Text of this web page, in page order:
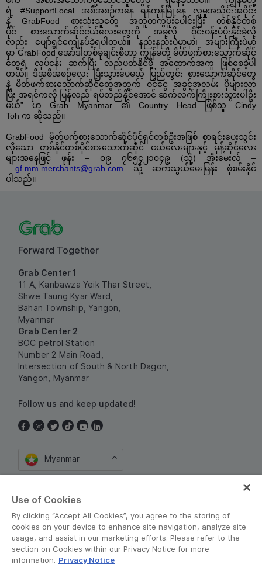
ရဲ့
#SupportLocal အစီအစဉ်ကနေ ရန်ကုန်မြို့နေ
လူမှုအသိုင်းအဝိုင်း
နဲ့ GrabFood စားသုံးသူတွေ အတူတကွပူးပေါင်းပြီး
တစ်နိုင်တစ်
ပိုင်
စားသောက်ဆိုင်ငယ်လေးတွေကို အခုလို
ဝိုင်းဝန်းပံ့ပိုးနိုင်ခဲ့လို့
လည်း
ပျော်ရွှင်ကျေနပ်ခဲ့ရပါတယ်။ နည်းနည်းပဲမှာမှာ၊
အများကြီးပဲမှာ
မှာ GrabFood အော်ဒါတစ်ခုချင်းစီဟာ ကျွန်မတို့ မိတ်ဖက်စားသောက်ဆိုင်
တွေရဲ့
လုပ်ငန်း ဆက်ပြီး လည်ပတ်နိုင်ဖို့ အထောက်အကူ
ဖြစ်စေခဲ့ပါ
တယ်။
ဒီအစီအစဉ်လေး ပြီးသွားပေမယ့် ပြည်တွင်း
စားသောက်ဆိုင်တွေ
နဲ့ မိတ်ဖက်စားသောက်ဆိုင်တွေအတွက် ဝင်ငွေ အခွင့်အလမ်း
ပိုများလာ
ပြီး အရင်ကလို ပြန်လည် ရပ်တည်နိုင်အောင် ဆက်လက်ကြိုးစားသွားပါဦး
မယ်” ဟု Grab Myanmar ၏ Country Head ဖြစ်သူ Cindy
Toh က ဆိုသည်။
GrabFood မိတ်ဖက်စားသောက်ဆိုင်ပိုင်ရှင်တစ်ဦးအဖြစ် စာရင်းပေးသွင်း
လိုသော
တစ်နိုင်တစ်ပိုင်စားသောက်ဆိုင် ငယ်လေးများနှင့်
မုန့်ဆိုင်လေး
များအနေဖြင့်
ဖုန်း – ၀၉ ၇၆၅၄၂၁၀၄၉ (သို့) အီးမေးလ် –
gf.mm.merchants@grab.com
သို့ ဆက်သွယ်မေးမြန်း
စုံစမ်းနိုင်
ပါသည်။
Forward Together
Grab Center 1
11 A, Kanbawza Yeik Thar Street,
Shwe Taung Kyar Ward,
Bahan Township, Yangon,
Myanmar
Grab Center 2
BOC petrol Station
Number 2 Main Road,
Intersection of South & North Dagon,
Yangon, Myanmar
Follow us and keep updated!
Myanmar
စည်းကမ်းသတ်မှတ်ချက်များနှင့် မူဝါဒမျာ
Use of Cookies
By clicking “Accept All Cookies”, you agree to the storing of
cookies on your device to enhance site navigation, analyze site
usage, and assist in our marketing efforts. Please refer to the
section on Cookies within our Privacy Notice for more
information. Privacy Notice